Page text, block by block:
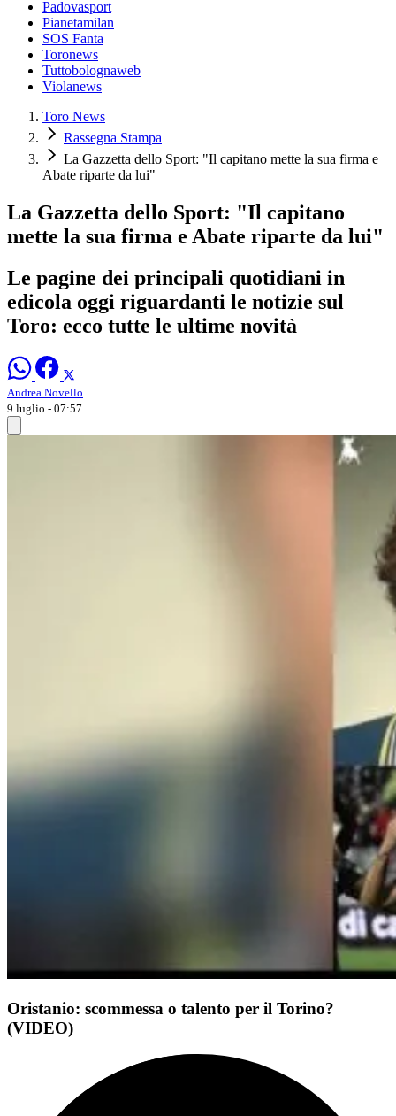
Padovasport
Pianetamilan
SOS Fanta
Toronews
Tuttobolognaweb
Violanews
Toro News
Rassegna Stampa
La Gazzetta dello Sport: "Il capitano mette la sua firma e
Abate riparte da lui"
La Gazzetta dello Sport: "Il capitano
mette la sua firma e Abate riparte da lui"
Le pagine dei principali quotidiani in
edicola oggi riguardanti le notizie sul
Toro: ecco tutte le ultime novità
Andrea Novello
9 luglio - 07:57
Oristanio: scommessa o talento per il Torino?
(VIDEO)